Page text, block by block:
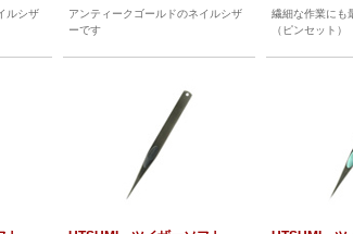
ルシザ
アンティークゴールドのネイルシザ
ーです
繊細な作業にも
（ピンセット）